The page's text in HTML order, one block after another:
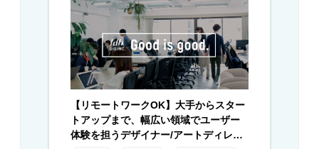
【リモートワークOK】大手からスター
トアップまで、幅広い領域でユーザー
体験を担うデザイナー/アートディレク